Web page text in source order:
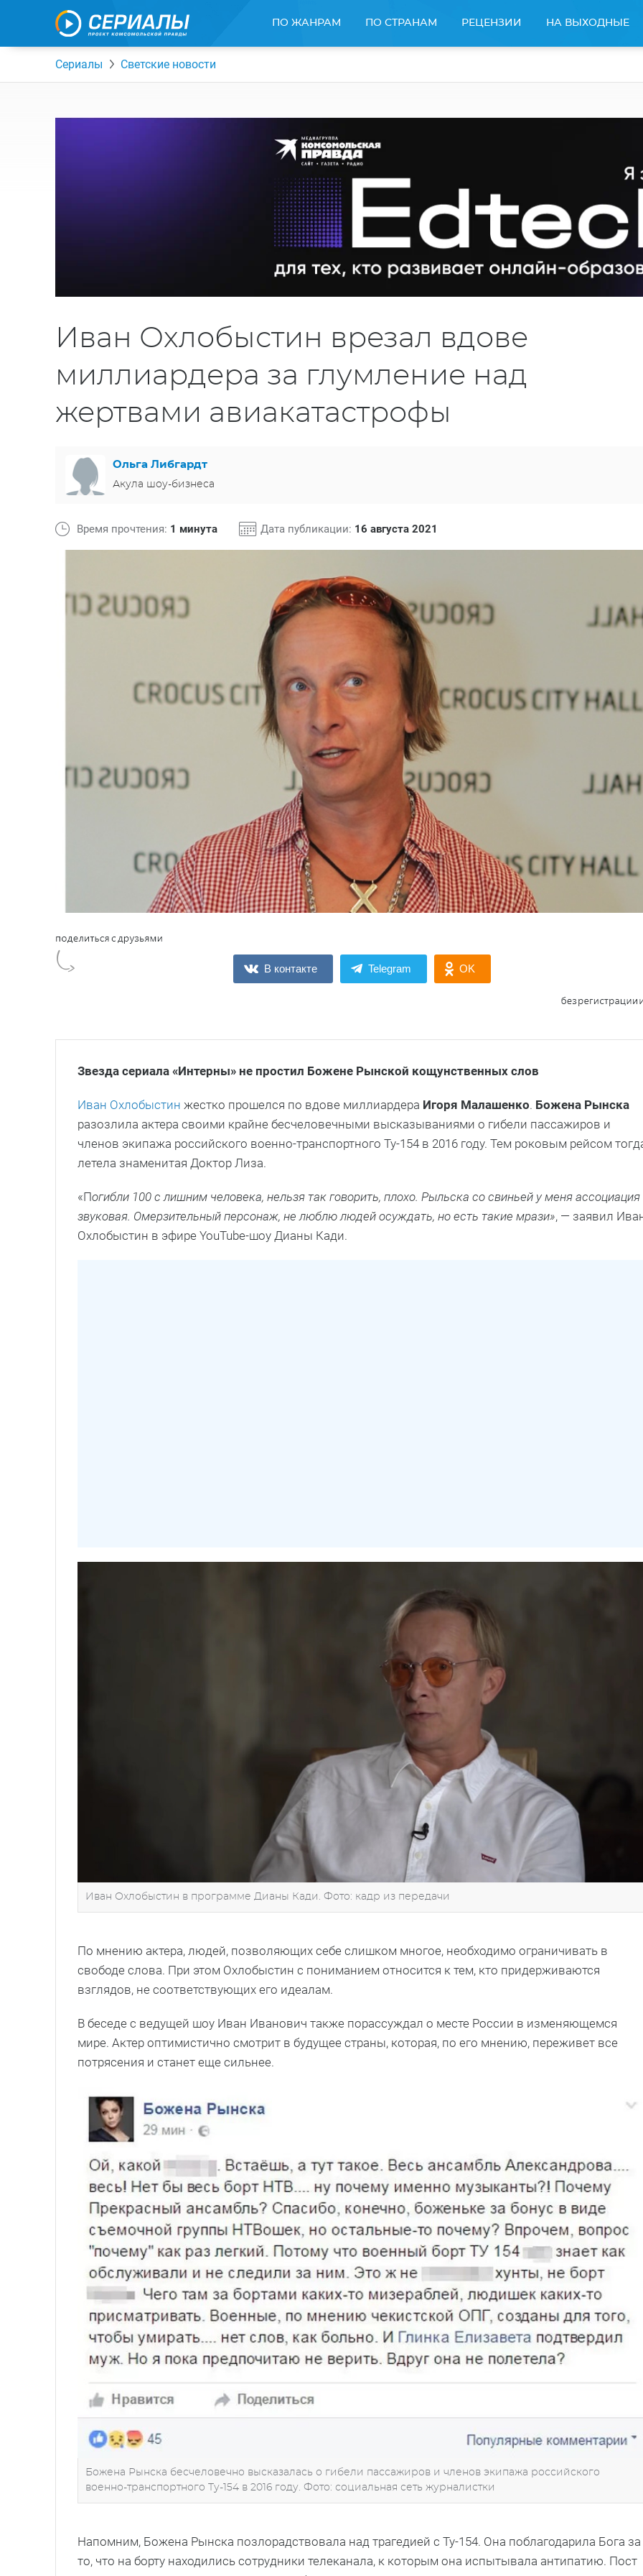
ПО ЖАНРАМ ПО СТРАНАМ РЕЦЕНЗИИ НА ВЫХОДНЫЕ
Сериалы Светские новости
Иван Охлобыстин врезал вдове
миллиардера за глумление над
жертвами авиакатастрофы
Ольга Либгардт
Акула шоу-бизнеса
Время прочтения: 1 минута Дата публикации: 16 августа 2021
В контакте Telegram OK
Звезда сериала «Интерны» не простил Божене Рынской кощунственных слов
Иван Охлобыстин жестко прошелся по вдове миллиардера Игоря Малашенко. Божена Рынска
разозлила актера своими крайне бесчеловечными высказываниями о гибели пассажиров и
членов экипажа российского военно-транспортного Ту-154 в 2016 году. Тем роковым рейсом
летела знаменитая Доктор Лиза.
«Погибли 100 с лишним человека, нельзя так говорить, плохо. Рыльска со свиньей у меня ассоциация
звуковая. Омерзительный персонаж, не люблю людей осуждать, но есть такие мрази», — заявил
Охлобыстин в эфире YouTube-шоу Дианы Кади.
Иван Охлобыстин в программе Дианы Кади. Фото: кадр из передачи
По мнению актера, людей, позволяющих себе слишком многое, необходимо ограничивать в
свободе слова. При этом Охлобыстин с пониманием относится к тем, кто придерживаются
взглядов, не соответствующих его идеалам.
В беседе с ведущей шоу Иван Иванович также порассуждал о месте России в изменяющемся
мире. Актер оптимистично смотрит в будущее страны, которая, по его мнению, переживет все
потрясения и станет еще сильнее.
Божена Рынска бесчеловечно высказалась о гибели пассажиров и членов экипажа российского
военно-транспортного Ту-154 в 2016 году. Фото: социальная сеть журналистки
Напомним, Божена Рынска позлорадствовала над трагедией с Ту-154. Она поблагодарила Бога за
то, что на борту находились сотрудники телеканала, к которым она испытывала антипатию. Пост